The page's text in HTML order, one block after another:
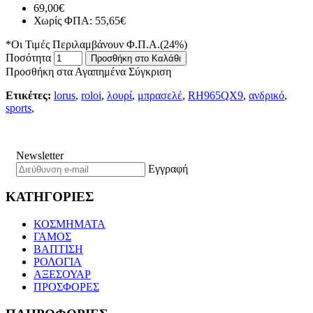
69,00€
Χωρίς ΦΠΑ: 55,65€
*Οι Τιμές Περιλαμβάνουν Φ.Π.Α.(24%)
Ποσότητα
Προσθήκη στο Καλάθι
Προσθήκη στα Αγαπημένα Σύγκριση
Ετικέτες: lorus, roloi, λουρί, μπρασελέ, RH965QX9, ανδρικό,
sports,
Newsletter
Εγγραφή
ΚΑΤΗΓΟΡΙΕΣ
ΚΟΣΜΗΜΑΤΑ
ΓΑΜΟΣ
ΒΑΠΤΙΣΗ
ΡΟΛΟΓΙΑ
ΑΞΕΣΟΥΑΡ
ΠΡΟΣΦΟΡΕΣ